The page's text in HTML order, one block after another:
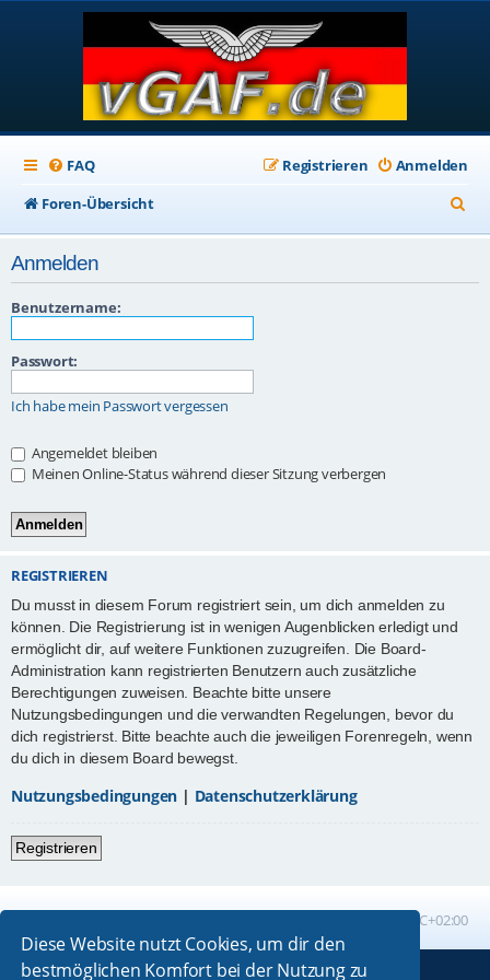
Diese Website nutzt Cookies, um dir den
bestmöglichen Komfort bei der Nutzung zu
FAQ Anmelden
Registrieren
Foren-Übersicht
u
Anmelden
Benutzername:
Passwort:
Ich habe mein Passwort vergessen
Angemeldet bleiben
Meinen Online-Status während dieser Sitzung verbergen
REGISTRIEREN
Du musst in diesem Forum registriert sein, um dich anmelden zu
können. Die Registrierung ist in wenigen Augenblicken erledigt und
ermöglicht dir, auf weitere Funktionen zuzugreifen. Die Board-
Administration kann registrierten Benutzern auch zusätzliche
Berechtigungen zuweisen. Beachte bitte unsere
Nutzungsbedingungen und die verwandten Regelungen, bevor du
dich registrierst. Bitte beachte auch die jeweiligen Forenregeln, wenn
du dich in diesem Board bewegst.
Nutzungsbedingungen | Datenschutzerklärung
Registrieren
UTC+02:00